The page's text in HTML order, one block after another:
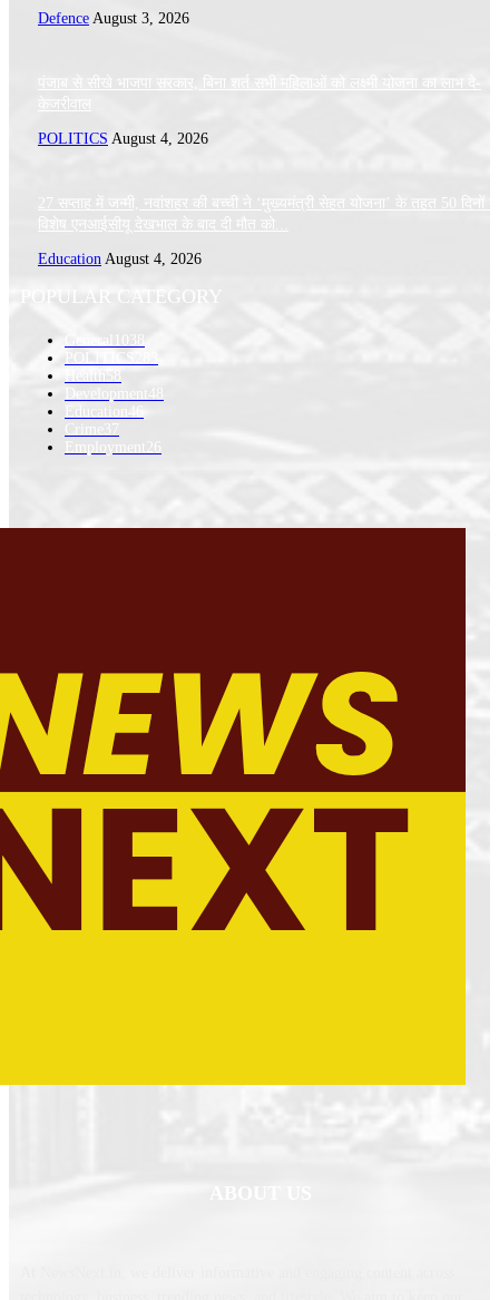
Defence August 3, 2026
पंजाब से सीखे भाजपा सरकार, बिना शर्त सभी महिलाओं को लक्ष्मी योजना का लाभ दे-
केजरीवाल
POLITICS August 4, 2026
27 सप्ताह में जन्मी, नवांशहर की बच्ची ने ‘मुख्यमंत्री सेहत योजना’ के तहत 50 दिनों
विशेष एनआईसीयू देखभाल के बाद दी मौत को...
Education August 4, 2026
POPULAR CATEGORY
General
1038
58
Development 48
Education46
Crime 37
Employment 26